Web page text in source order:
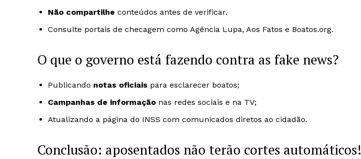
Não compartilhe conteúdos antes de verificar.
Consulte portais de checagem como Agência Lupa, Aos Fatos e Boatos.org.
O que o governo está fazendo contra as fake news?
Publicando notas oficiais para esclarecer boatos;
Campanhas de informação nas redes sociais e na TV;
Atualizando a página do INSS com comunicados diretos ao cidadão.
Conclusão: aposentados não terão cortes automáticos!